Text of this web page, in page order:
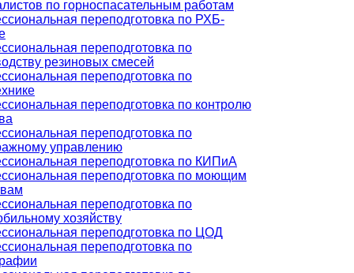
по горноспасательным работам
переподготовка по РХБ-
переподготовка по
резиновых смесей
переподготовка по
переподготовка по контролю
переподготовка по
управлению
переподготовка по КИПиА
переподготовка по моющим
переподготовка по
хозяйству
переподготовка по ЦОД
переподготовка по